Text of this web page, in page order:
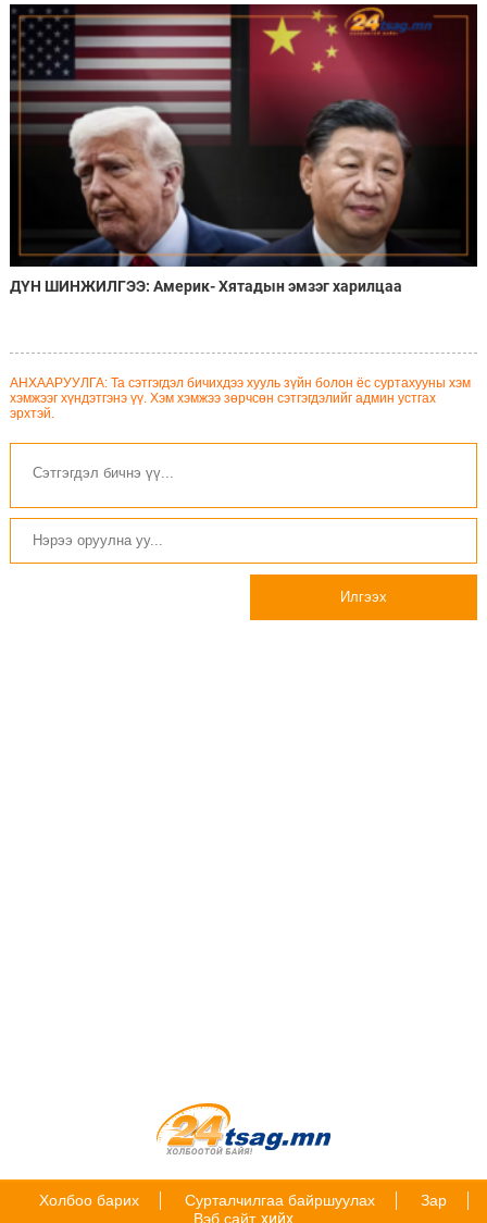
ДҮН ШИНЖИЛГЭЭ: Америк- Хятадын эмзэг харилцаа
АНХААРУУЛГА: Та сэтгэгдэл бичихдээ хууль зүйн болон ёс суртахууны хэм
хэмжээг хүндэтгэнэ үү. Хэм хэмжээ зөрчсөн сэтгэгдэлийг админ устгах
эрхтэй.
Илгээх
Холбоо барих Сурталчилгаа байршуулах
Зар
Вэб сайт хийх